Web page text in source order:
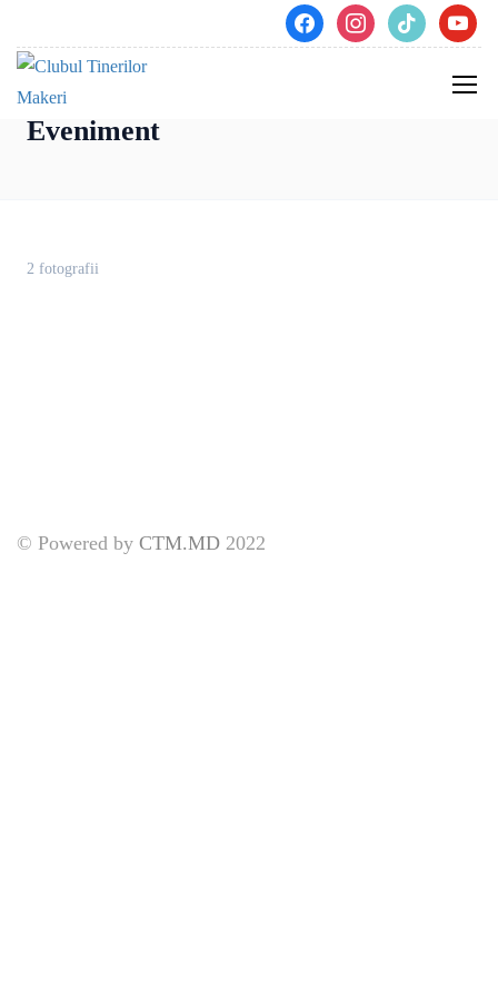
facebookinstagramtiktok youtube
Înapoi la galerie
Eveniment
2 fotografii
© Powered by CTM.MD 2022